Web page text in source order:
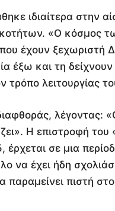
ιδιαίτερα στην
«Ο κόσμος
έχουν ξεχωριστή
έξω και τη
τρόπο λειτουργίας
λέγοντας:
Η επιστροφή του
σε μια
να έχει ήδη
παραμείνει πιστή στο